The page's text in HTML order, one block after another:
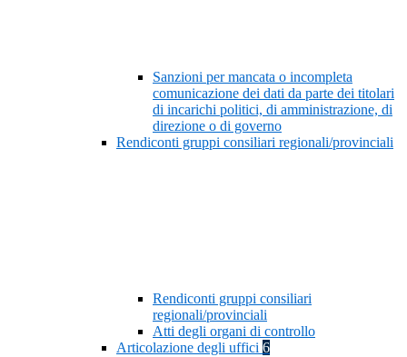
Sanzioni per mancata o incompleta
comunicazione dei dati da parte dei titolari
di incarichi politici, di amministrazione, di
direzione o di governo
Rendiconti gruppi consiliari regionali/provinciali
Rendiconti gruppi consiliari
regionali/provinciali
Atti degli organi di controllo
Articolazione degli uffici 6